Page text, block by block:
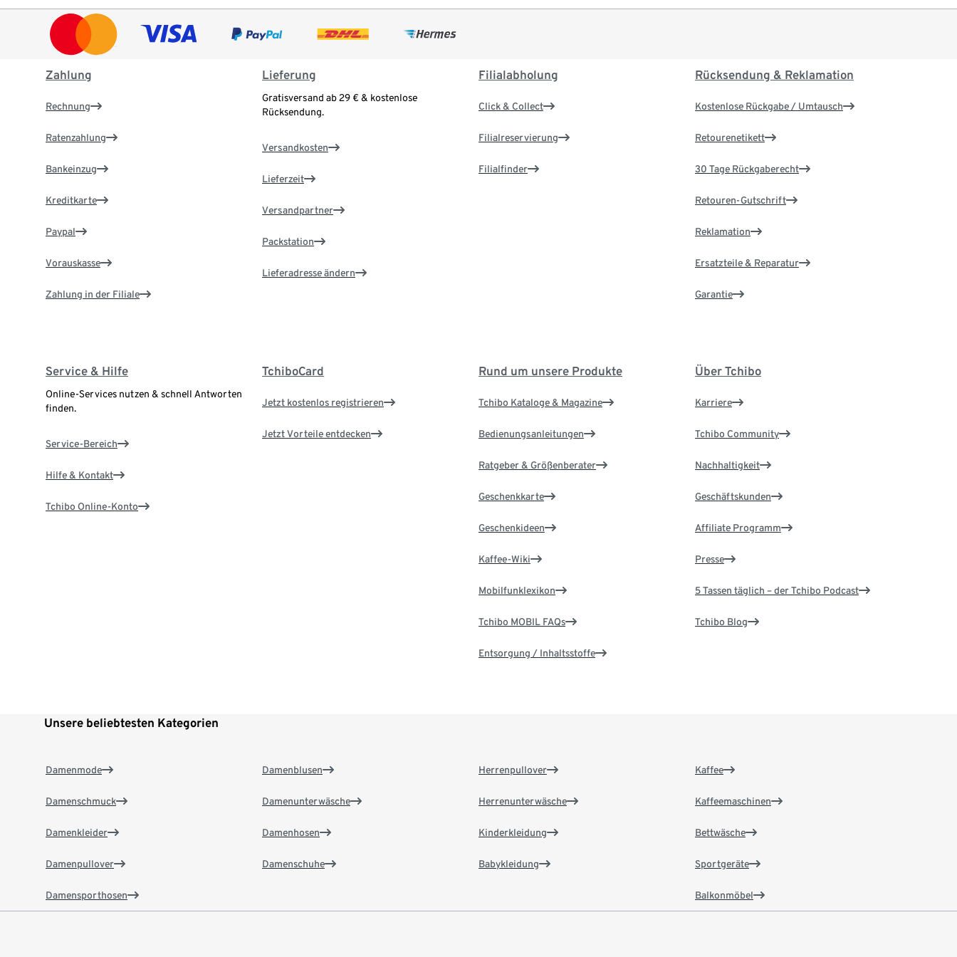
Zahlung
Rechnung
Ratenzahlung
Bankeinzug
Kreditkarte
Paypal
Vorauskasse
Zahlung in der Filiale
Lieferung
Gratisversand ab 29 € & kostenlose
Rücksendung.
Versandkosten
Lieferzeit
Versandpartner
Packstation
Lieferadresse ändern
Filialabholung
Click & Collect
Filialreservierung
Filialfinder
Rücksendung & Reklamation
Kostenlose Rückgabe / Umtausch
Retourenetikett
30 Tage Rückgaberecht
Retouren-Gutschrift
Reklamation
Ersatzteile & Reparatur
Garantie
Service & Hilfe
Online-Services nutzen & schnell Antworten
finden.
Service-Bereich
Hilfe & Kontakt
Tchibo Online-Konto
TchiboCard
Jetzt kostenlos registrieren
Jetzt Vorteile entdecken
Rund um unsere Produkte
Tchibo Kataloge & Magazine
Bedienungsanleitungen
Ratgeber & Größenberater
Geschenkkarte
Geschenkideen
Kaffee-Wiki
Mobilfunklexikon
Tchibo MOBIL FAQs
Entsorgung / Inhaltsstoffe
Über Tchibo
Karriere
Tchibo Community
Nachhaltigkeit
Geschäftskunden
Affiliate Programm
Presse
5 Tassen täglich – der Tchibo Podcast
Tchibo Blog
Unsere beliebtesten Kategorien
Damenmode
Damenschmuck
Damenkleider
Damenpullover
Damensporthosen
Damenblusen
Damenunterwäsche
Damenhosen
Damenschuhe
Herrenpullover
Herrenunterwäsche
Kinderkleidung
Babykleidung
Kaffee
Kaffeemaschinen
Bettwäsche
Sportgeräte
Balkonmöbel